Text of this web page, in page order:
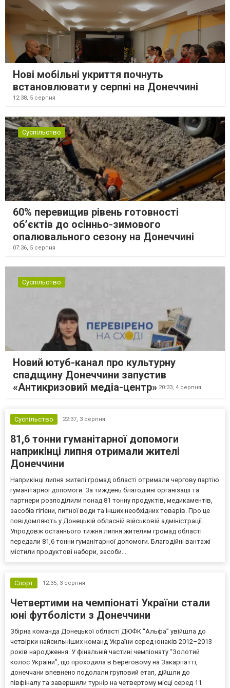
Нові мобільні укриття почнуть
встановлювати у серпні на Донеччині
12:38, 5 серпня
Суспільство
60% перевищив рівень готовності
об’єктів до осінньо-зимового
опалювального сезону на Донеччині
07:36, 5 серпня
Суспільство
Новий ютуб-канал про культурну
спадщину Донеччини запустив
«Антикризовий медіа-центр» 20:33, 4 серпня
Суспільство 22:37, 3 серпня
81,6 тонни гуманітарної допомоги
наприкінці липня отримали жителі
Донеччини
Наприкінці липня жителі громад області отримали чергову партію
гуманітарної допомоги. За тиждень благодійні організації та
партнери розподілили понад 81 тонну продуктів, медикаментів,
засобів гігієни, питної води та інших необхідних товарів. Про це
повідомляють у Донецькій обласній військовій адміністрації.
Упродовж останнього тижня липня жителям громад області
передали 81,6 тонни гуманітарної допомоги. Благодійні вантажі
містили продуктові набори, засоби...
Спорт 12:35, 3 серпня
Четвертими на чемпіонаті України стали
юні футболісти з Донеччини
Збірна команда Донецької області ДЮФК “Альфа” увійшла до
четвірки найсильніших команд України серед юнаків 2012–2013
років народження. У фінальній частині чемпіонату “Золотий
колос України”, що проходила в Береговому на Закарпатті,
донеччани впевнено подолали груповий етап, дійшли до
півфіналу та завершили турнір на четвертому місці серед 11